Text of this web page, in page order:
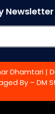
Newsletter
Dhamtari |
By – DM